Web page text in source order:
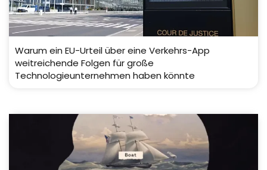
Warum ein EU-Urteil über eine Verkehrs-App
weitreichende Folgen für große
Technologieunternehmen haben könnte